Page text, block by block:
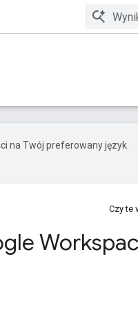
na Twój preferowany język.
Czy te